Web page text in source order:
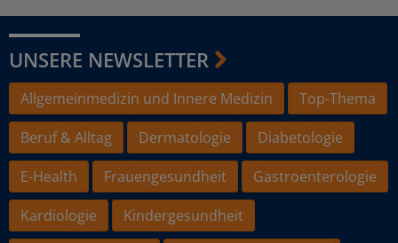
UNSERE NEWSLETTER
Allgemeinmedizin und Innere Medizin
Top-Thema
Beruf & Alltag
Dermatologie
Diabetologie
E-Health
Frauengesundheit
Gastroenterologie
Kardiologie
Kindergesundheit